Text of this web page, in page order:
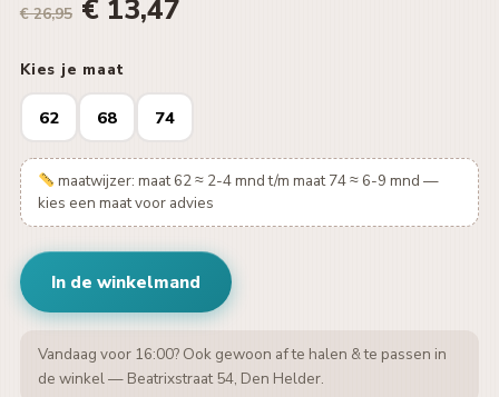
€ 26,95 € 13,47
Kies je maat
62 68 74
maatwijzer: maat 62 ≈ 2-4 mnd t/m maat 74 ≈ 6-9 mnd —
kies een maat voor advies
In de winkelmand
Vandaag voor 16:00? Ook gewoon af te halen & te passen in
de winkel — Beatrixstraat 54, Den Helder.